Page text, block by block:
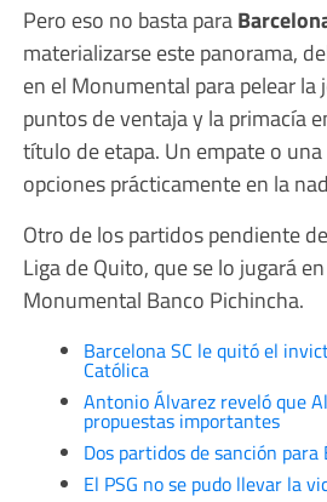
Pero eso no basta para
materializarse este panorama,
en el Monumental para pelear la
puntos de ventaja y la primacía
título de etapa. Un empate o
opciones prácticamente en la
Otro de los partidos pendiente
Liga de Quito, que se lo jugará
Monumental Banco Pichincha.
Barcelona SC le quitó el
Católica
Antonio Álvarez reveló que
propuestas importantes
Dos partidos de sanción para
El PSG no se pudo llevar la